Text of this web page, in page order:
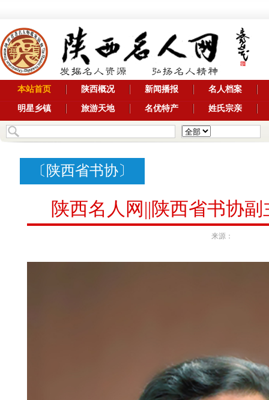
本站首页 陕西概况 新闻播报 名人档案
明星乡镇 旅游天地 名优特产 姓氏宗亲
〔 陕西省书协〕
陕西名人网||陕西省书协
来源：